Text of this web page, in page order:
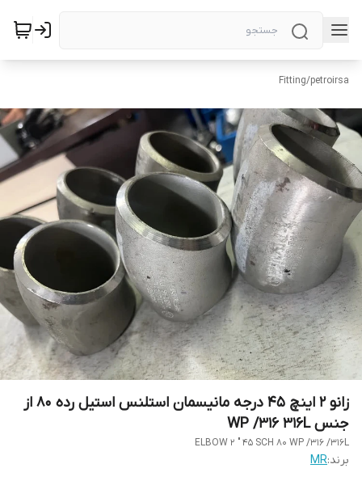
petroirsa
/
Fitting
زانو 2 اینچ 45 درجه مانیسمان استلنس استیل رده 80 از
جنس WP /316 316L
ELBOW 2 " 45 SCH 80 WP /316 /316L
برند:MR